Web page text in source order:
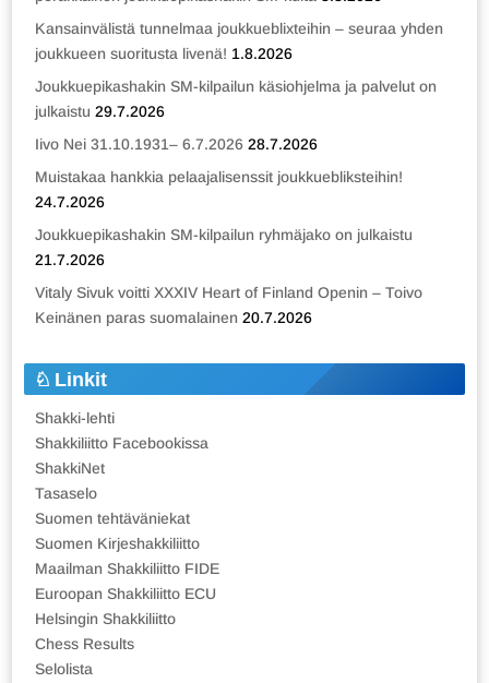
Kansainvälistä tunnelmaa joukkueblixteihin – seuraa yhden
joukkueen suoritusta livenä! 1.8.2026
Joukkuepikashakin SM-kilpailun käsiohjelma ja palvelut on
julkaistu 29.7.2026
Iivo Nei 31.10.1931– 6.7.2026 28.7.2026
Muistakaa hankkia pelaajalisenssit joukkuebliksteihin!
24.7.2026
Joukkuepikashakin SM-kilpailun ryhmäjako on julkaistu
21.7.2026
Vitaly Sivuk voitti XXXIV Heart of Finland Openin – Toivo
Keinänen paras suomalainen 20.7.2026
Linkit
Shakki-lehti
Shakkiliitto Facebookissa
ShakkiNet
Tasaselo
Suomen tehtäväniekat
Suomen Kirjeshakkiliitto
Maailman Shakkiliitto FIDE
Euroopan Shakkiliitto ECU
Helsingin Shakkiliitto
Chess Results
Selolista